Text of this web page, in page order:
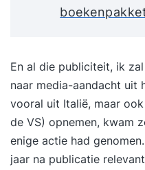
En al die publiciteit, ik
naar media-aandacht uit
vooral uit Italië, maar
de VS) opnemen, kwam
enige actie had genomen.
jaar na publicatie